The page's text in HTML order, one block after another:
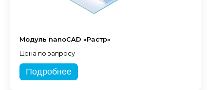
Модуль nanoCAD «Растр»
Цена по запросу
Подробнее